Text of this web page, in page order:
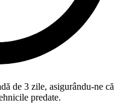
de 3 zile, asigurându-ne că
predate.